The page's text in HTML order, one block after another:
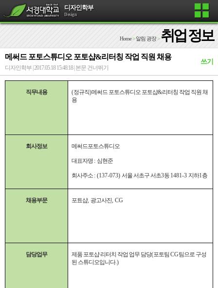
디자인학부
Design
Home> 알림 광장> 취업 정보
메써드 포토스튜디오 포토샵&리터칭 작업 직원 채용
쓰기
디자인학부 | 2017.05.18 15:48:18 | 본문 건너뛰기
직무내용 (정규직)메써드 포토스튜디오 포토샵&리터칭 작업 직원 채
용
회사정보 메써드포토스튜디오
대표자명 : 심현준
회사주소 : (137-073) 서울 서초구 서초3동 1481-3 지하1층
채용부문 포툐샵, 광고사진, CG
담당업무 제품 포토샵 리터치 작업 업무 담당(포토팀 CG팀으로 구성
된 스튜디오입니다.)